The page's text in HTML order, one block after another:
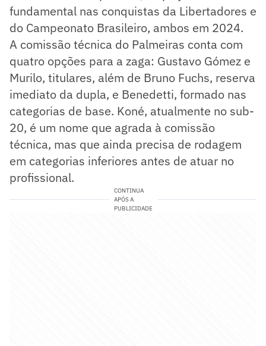
fundamental nas conquistas da Libertadores e
do Campeonato Brasileiro, ambos em 2024.
A comissão técnica do Palmeiras conta com
quatro opções para a zaga: Gustavo Gómez e
Murilo, titulares, além de Bruno Fuchs, reserva
imediato da dupla, e Benedetti, formado nas
categorias de base. Koné, atualmente no sub-
20, é um nome que agrada à comissão
técnica, mas que ainda precisa de rodagem
em categorias inferiores antes de atuar no
profissional.
CONTINUA
APÓS A
PUBLICIDADE